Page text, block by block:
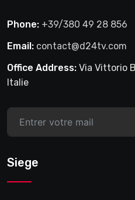
Phone: +39/380 49 28 856
Email: contact@d24tv.com
Office Address: Via Vittorio
Italie
Siege